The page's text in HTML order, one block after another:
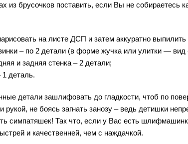
из брусочков поставить, если Вы не собираетесь
на листе ДСП и затем аккуратно выпилить
– по 2 детали (в форме жучка или улитки — вид
и задняя стенка – 2 детали;
деталь.
детали зашлифовать до гладкости, чтоб по
рукой, не боясь загнать занозу – ведь детишки
симпатяшек! Так что, если у Вас есть
и качественней, чем с наждачкой.